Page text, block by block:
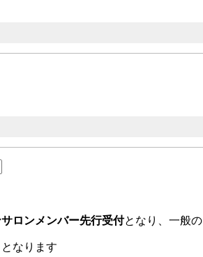
ロンメンバー先行受付となり、一般の
なります